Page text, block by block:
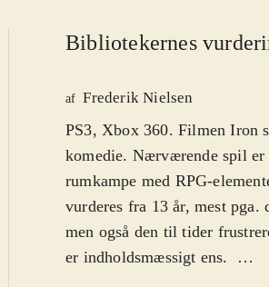
Bibliotekernes
af Frederik Nielsen
PS3, Xbox 360. Filmen Iron
komedie. Nærværende spil
rumkampe med RPG-
vurderes fra 13 år, mest pga.
men også den til tider
er indholdsmæssigt ens.